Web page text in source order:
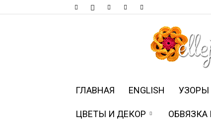
ГЛАВНАЯ ENGLISH УЗОРЫ
ЦВЕТЫ И ДЕКОР ОБВЯЗКА